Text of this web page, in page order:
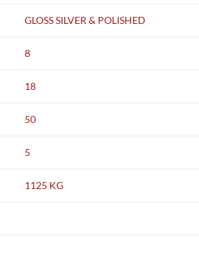
GLOSS SILVER & POLISHED
8
18
50
5
1125 KG